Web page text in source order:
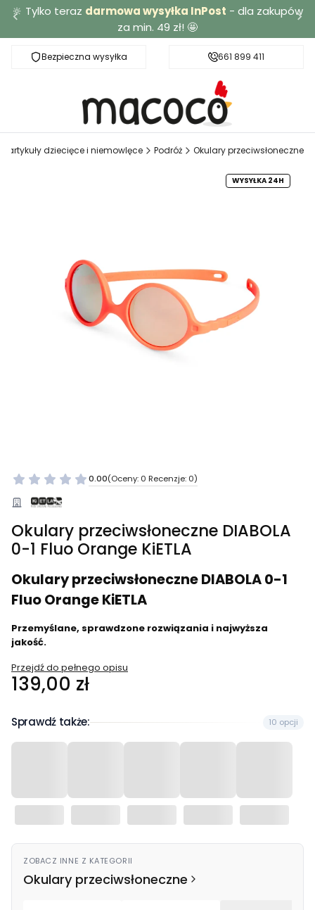
🔆 Tylko teraz darmowa wysyłka InPost - dla zakupów
za min. 49 zł! 🤩
Bezpieczna wysyłka Darmowa dostawa od 49 zł
661 899 411
artykuły dziecięce i niemowlęce Podróż Okulary przeciwsłoneczne
WYSYŁKA 24H
0.00(Oceny: 0 Recenzje: 0)
Okulary przeciwsłoneczne DIABOLA
0-1 Fluo Orange KiETLA
Okulary przeciwsłoneczne DIABOLA 0-1
Fluo Orange KiETLA
Przemyślane, sprawdzone rozwiązania i najwyższa
jakość.
Przejdź do pełnego opisu
Cena
139,00 zł
Sprawdź także: 10 opcji
ZOBACZ INNE Z KATEGORII
Okulary przeciwsłoneczne